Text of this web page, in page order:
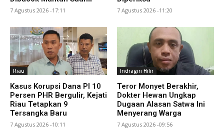
7 Agustus 2026 -17:11 7 Agustus 2026 -11:20
Riau
Kasus Korupsi Dana PI 10
Persen PHR Bergulir, Kejati
Riau Tetapkan 9
Tersangka Baru
7 Agustus 2026 -10:11
Indragiri Hilir
Teror Monyet Berakhir,
Dokter Hewan Ungkap
Dugaan Alasan Satwa Ini
Menyerang Warga
7 Agustus 2026 -09:56